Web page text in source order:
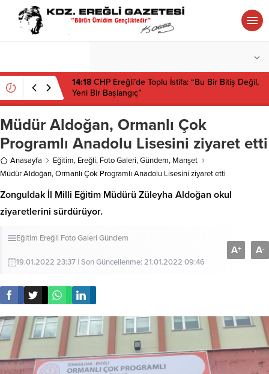
14:18 CHP Ereğli’de Toplu İstifa: “Bu Bir Bitiş Değil,
Yeni Bir Başlangıç”
Müdür Aldoğan, Ormanlı Çok
Programlı Anadolu Lisesini ziyaret etti
Anasayfa Eğitim, Ereğli, Foto Galeri,Gündem, Manşet
Müdür Aldoğan, Ormanlı Çok Programlı Anadolu Lisesini ziyaret etti
Zonguldak İl Milli Eğitim Müdürü Züleyha Aldoğan okul
ziyaretlerini sürdürüyor.
Eğitim Ereğli Foto Galeri Gündem
19.01.2022 23:37 | Son Güncellenme: 21.01.2022 09:46
A+ A-